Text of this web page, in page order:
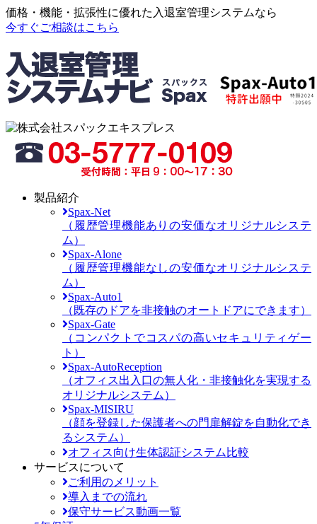
価格・機能・拡張性に優れた入退室管理システムなら
今すぐご相談はこちら
製品紹介
Spax-Net
（履歴管理機能ありの安価なオリジナルシステ
ム）
Spax-Alone
（履歴管理機能なしの安価なオリジナルシステ
ム）
Spax-Auto1
（既存のドアを非接触のオートドアにできます）
Spax-Gate
（コンパクトでコスパの高いセキュリティゲー
ト）
Spax-AutoReception
（オフィス出入口の無人化・非接触化を実現する
オリジナルシステム）
Spax-MISIRU
（顔を登録した保護者への門扉解錠を自動化でき
るシステム）
オフィス向け生体認証システム比較
サービスについて
ご利用のメリット
導入までの流れ
保守サービス動画一覧